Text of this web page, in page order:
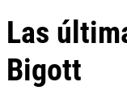
Las
Bigott